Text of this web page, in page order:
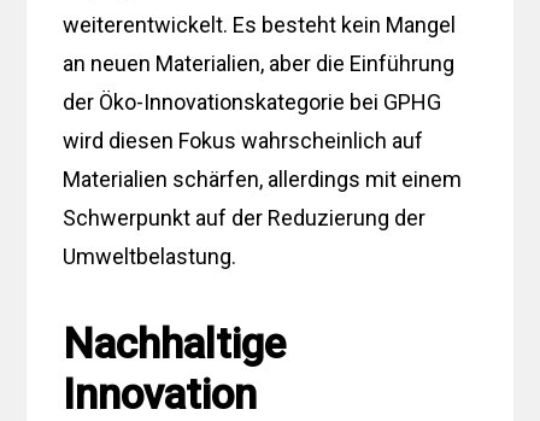
weiterentwickelt. Es besteht kein Mangel
an neuen Materialien, aber die Einführung
der Öko-Innovationskategorie bei GPHG
wird diesen Fokus wahrscheinlich auf
Materialien schärfen, allerdings mit einem
Schwerpunkt auf der Reduzierung der
Umweltbelastung.
Nachhaltige
Innovation